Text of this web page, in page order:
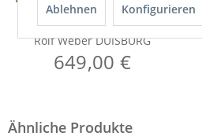
Holzbett
Rolf Weber DUISBURG
649,00 €
Ablehnen Konfigurieren